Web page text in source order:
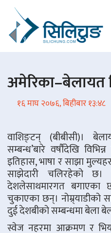
अमेरिका–बेलायत
१६ माघ २०७६, बिहीबार १३:४८
वाशिङ्टन् (बीबीसी)।
सम्बन्ध’बारे वर्षौंदेखि
इतिहास, भाषा र साझा
साझेदारी चलिरहेको छ।
देशलेसाथमारगत
चुकाएका छन्। नोम्र्याडीको
दुई देशबीको सम्बन्धमा बेला
स्वेज नहरमा आक्रमण र